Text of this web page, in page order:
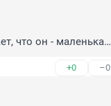
что он - маленькая
себя цели, а
ты проиграл. Да,
всем и даже
+0 –0